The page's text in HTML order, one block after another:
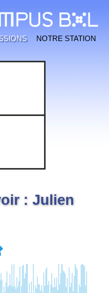
Notre station
: Julien